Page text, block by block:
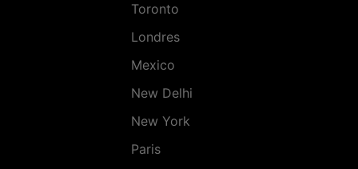
Toronto
Londres
Mexico
New Delhi
New York
Paris